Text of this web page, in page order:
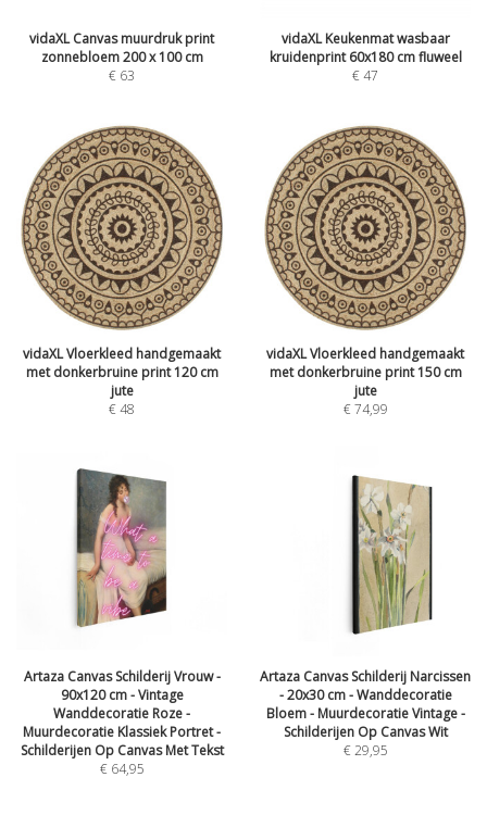
vidaXL Canvas muurdruk print
zonnebloem 200 x 100 cm
€ 63
vidaXL Keukenmat wasbaar
kruidenprint 60x180 cm fluweel
€47
vidaXL Vloerkleed handgemaakt
met donkerbruine print 120 cm
jute
€48
vidaXL Vloerkleed handgemaakt
met donkerbruine print 150 cm
jute
€74,99
Artaza Canvas Schilderij Vrouw -
90x120 cm - Vintage
Wanddecoratie Roze -
Muurdecoratie Klassiek Portret -
Schilderijen Op Canvas Met Tekst
€ 64,95
Artaza Canvas Schilderij Narcissen
- 20x30 cm - Wanddecoratie
Bloem - Muurdecoratie Vintage -
Schilderijen Op Canvas Wit
€29,95